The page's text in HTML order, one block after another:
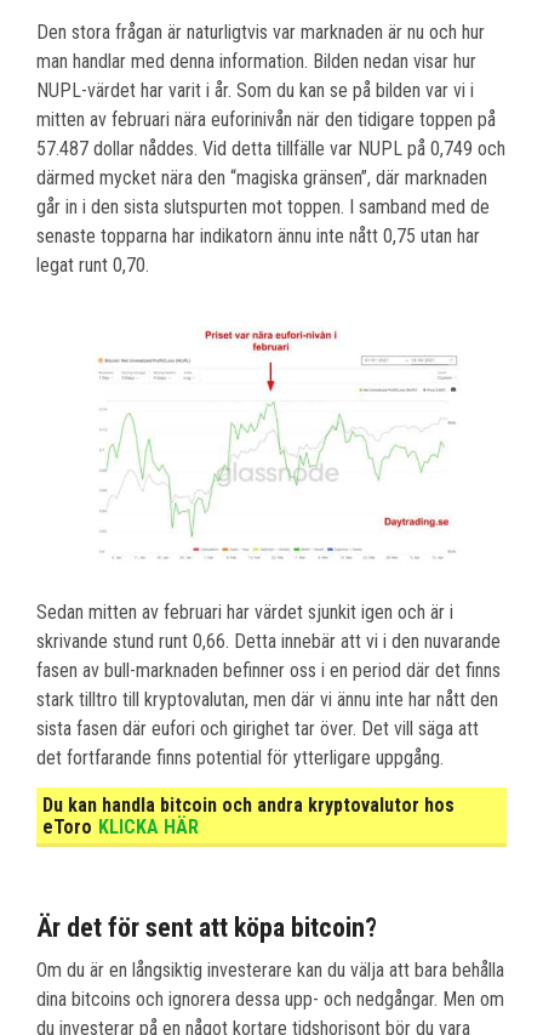
Den stora frågan är naturligtvis var marknaden är nu och hur
man handlar med denna information. Bilden nedan visar hur
NUPL-värdet har varit i år. Som du kan se på bilden var vi i
mitten av februari nära euforinivån när den tidigare toppen på
57.487 dollar nåddes. Vid detta tillfälle var NUPL på 0,749 och
därmed mycket nära den “magiska gränsen”, där marknaden
går in i den sista slutspurten mot toppen. I samband med de
senaste topparna har indikatorn ännu inte nått 0,75 utan har
legat runt 0,70.
Sedan mitten av februari har värdet sjunkit igen och är i
skrivande stund runt 0,66. Detta innebär att vi i den nuvarande
fasen av bull-marknaden befinner oss i en period där det finns
stark tilltro till kryptovalutan, men där vi ännu inte har nått den
sista fasen där eufori och girighet tar över. Det vill säga att
det fortfarande finns potential för ytterligare uppgång.
Du kan handla bitcoin och andra kryptovalutor hos
eToro KLICKA HÄR
Är det för sent att köpa bitcoin?
Om du är en långsiktig investerare kan du välja att bara behålla
dina bitcoins och ignorera dessa upp- och nedgångar. Men om
du investerar på en något kortare tidshorisont bör du vara